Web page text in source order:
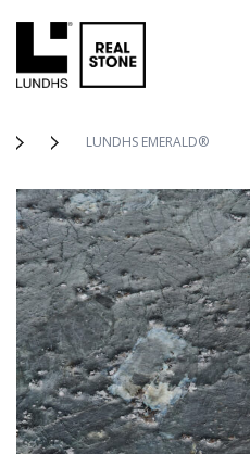
LUNDHS EMERALD®